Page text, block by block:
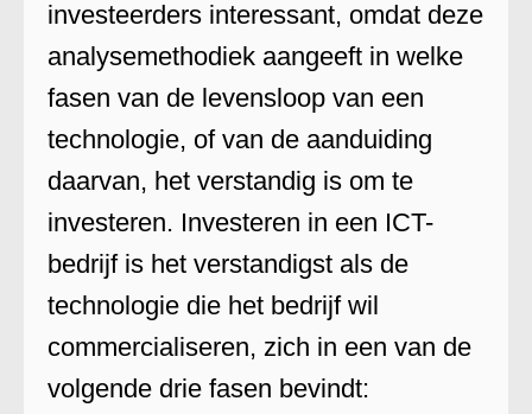
investeerders interessant, omdat deze
analysemethodiek aangeeft in welke
fasen van de levensloop van een
technologie, of van de aanduiding
daarvan, het verstandig is om te
investeren. Investeren in een ICT-
bedrijf is het verstandigst als de
technologie die het bedrijf wil
commercialiseren, zich in een van de
volgende drie fasen bevindt: